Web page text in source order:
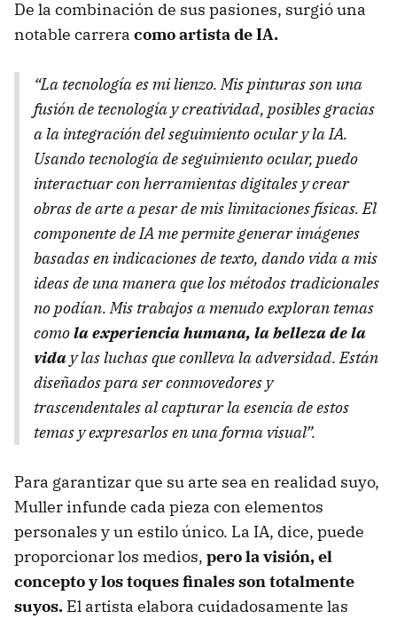
De la combinación de sus pasiones, surgió una
notable carrera como artista de IA.
“La tecnología es mi lienzo. Mis pinturas son una
fusión de tecnología y creatividad, posibles gracias
a la integración del seguimiento ocular y la IA.
Usando tecnología de seguimiento ocular, puedo
interactuar con herramientas digitales y crear
obras de arte a pesar de mis limitaciones físicas. El
componente de IA me permite generar imágenes
basadas en indicaciones de texto, dando vida a mis
ideas de una manera que los métodos tradicionales
no podían. Mis trabajos a menudo exploran temas
comola experiencia humana, la belleza de la
vida y las luchas que conlleva la adversidad. Están
diseñados para ser conmovedores y
trascendentales al capturar la esencia de estos
temas y expresarlos en una forma visual”.
Para garantizar que su arte sea en realidad suyo,
Muller infunde cada pieza con elementos
personales y un estilo único. La IA, dice, puede
proporcionar los medios, pero la visión, el
concepto y los toques finales son totalmente
suyos. El artista elabora cuidadosamente las